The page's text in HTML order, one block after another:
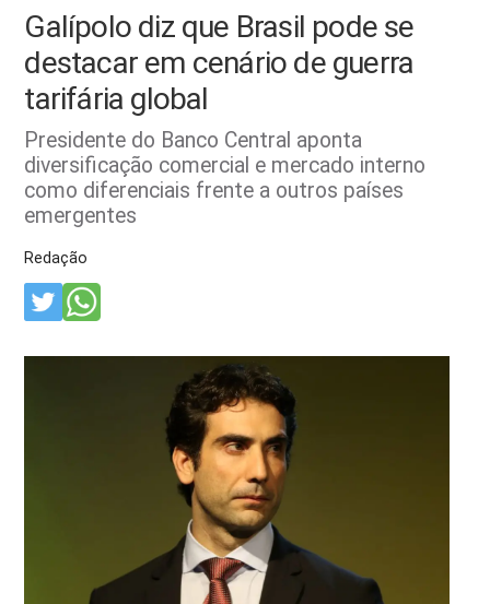
Galípolo diz que Brasil pode se
destacar em cenário de guerra
tarifária global
Presidente do Banco Central aponta
diversificação comercial e mercado interno
como diferenciais frente a outros países
emergentes
Redação